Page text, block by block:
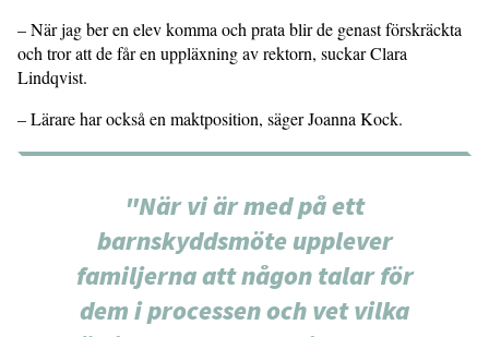
– När jag ber en elev komma och prata blir de genast förskräckta
och tror att de får en uppläxning av rektorn, suckar Clara
Lindqvist.
– Lärare har också en maktposition, säger Joanna Kock.
"När vi är med på ett
barnskyddsmöte upplever
familjerna att någon talar för
dem i processen och vet vilka